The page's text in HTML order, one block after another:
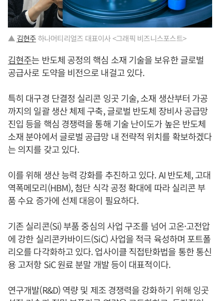
▲김현주하나머티리얼즈 대표이사 <그래픽 비즈니스포스트>
김현주는 반도체 공정의 핵심 소재 기술을 보유한 글로벌
공급사로 도약을 비전으로 내걸고 있다.
특히 대구경 단결정 실리콘 잉곳 기술, 소재 생산부터 가공
까지의 일괄 생산 체제 구축, 글로벌 반도체 장비사 공급망
진입 등을 핵심 경쟁력을 통해 기술 난이도가 높은 반도체
소재 분야에서 글로벌 공급망 내 전략적 위치를 확보하겠다
는 의지를 갖고 있다.
이를 위해 생산 능력 강화를 추진하고 있다. AI 반도체, 고대
역폭메모리(HBM), 첨단 식각 공정 확대에 따라 실리콘 부
품 수요 증가에 선제 대응이 필요하다.
기존 실리콘(Si) 부품 중심의 사업 구조를 넘어 고온·고전압
에 강한 실리콘카바이드(SiC) 사업을 적극 육성하며 포트폴
리오를 다각화하고 있다. 업사이클 직접탄화법을 통한 통신
용 고저항 SiC 원료 분말 개발 등이 대표적이다.
연구개발(R&D) 역량 및 제조 경쟁력을 강화하기 위해 잉곳